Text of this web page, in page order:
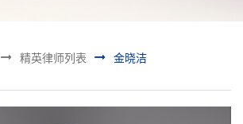
 精英律师列表  金晓洁